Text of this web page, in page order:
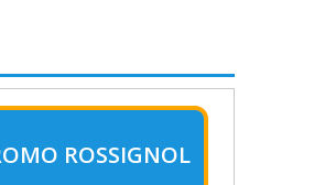
ROSSIGNOL